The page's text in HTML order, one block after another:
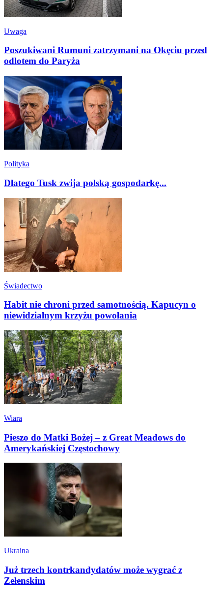
Uwaga
Poszukiwani Rumuni zatrzymani na Okęciu przed
odlotem do Paryża
Polityka
Dlatego Tusk zwija polską gospodarkę...
Świadectwo
Habit nie chroni przed samotnością. Kapucyn o
niewidzialnym krzyżu powołania
Wiara
Pieszo do Matki Bożej – z Great Meadows do
Amerykańskiej Częstochowy
Ukraina
Już trzech kontrkandydatów może wygrać z
Zełenskim